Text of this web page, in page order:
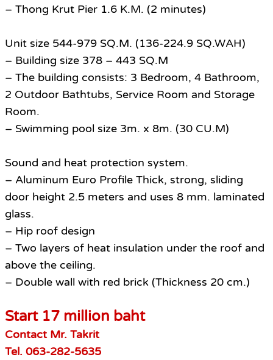
– Thong Krut Pier 1.6 K.M. (2 minutes)
Unit size 544-979 SQ.M. (136-224.9 SQ.WAH)
– Building size 378 – 443 SQ.M
– The building consists: 3 Bedroom, 4 Bathroom,
2 Outdoor Bathtubs, Service Room and Storage
Room.
– Swimming pool size 3m. x 8m. (30 CU.M)
Sound and heat protection system.
– Aluminum Euro Profile Thick, strong, sliding
door height 2.5 meters and uses 8 mm. laminated
glass.
– Hip roof design
– Two layers of heat insulation under the roof and
above the ceiling.
– Double wall with red brick (Thickness 20 cm.)
Start 17 million baht
Contact Mr. Takrit
Tel. 063-282-5635